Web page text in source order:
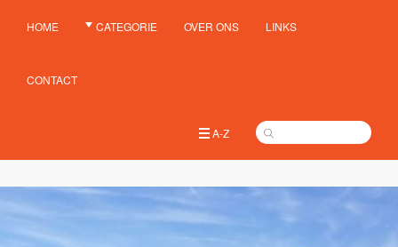
HOME CATEGORIE OVER ONS LINKS
CONTACT
A-Z